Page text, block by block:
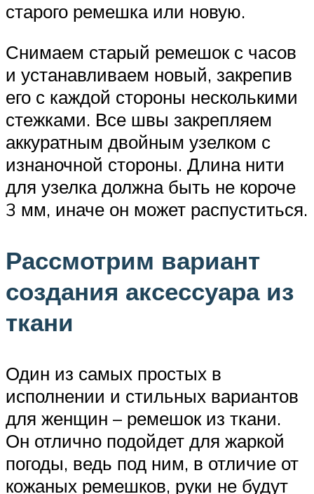
старого ремешка или новую.
Снимаем старый ремешок с часов
и устанавливаем новый, закрепив
его с каждой стороны несколькими
стежками. Все швы закрепляем
аккуратным двойным узелком с
изнаночной стороны. Длина нити
для узелка должна быть не короче
3 мм, иначе он может распуститься.
Рассмотрим вариант
создания аксессуара из
ткани
Один из самых простых в
исполнении и стильных вариантов
для женщин – ремешок из ткани.
Он отлично подойдет для жаркой
погоды, ведь под ним, в отличие от
кожаных ремешков, руки не будут